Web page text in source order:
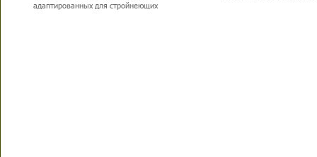
адаптированных для стройнеющих